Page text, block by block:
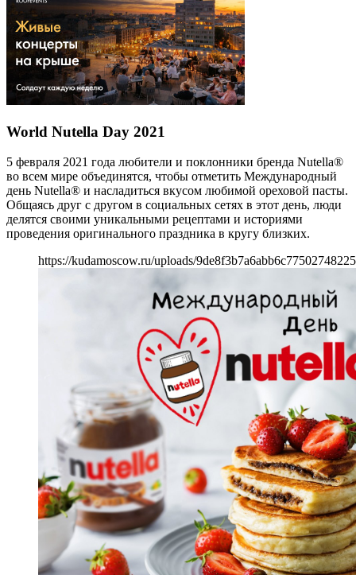
World Nutella Day 2021
5 февраля 2021 года любители и поклонники бренда Nutella®
во всем мире объединятся, чтобы отметить Международный
день Nutella® и насладиться вкусом любимой ореховой пасты.
Общаясь друг с другом в социальных сетях в этот день, люди
делятся своими уникальными рецептами и историями
проведения оригинального праздника в кругу близких.
https://kudamoscow.ru/uploads/